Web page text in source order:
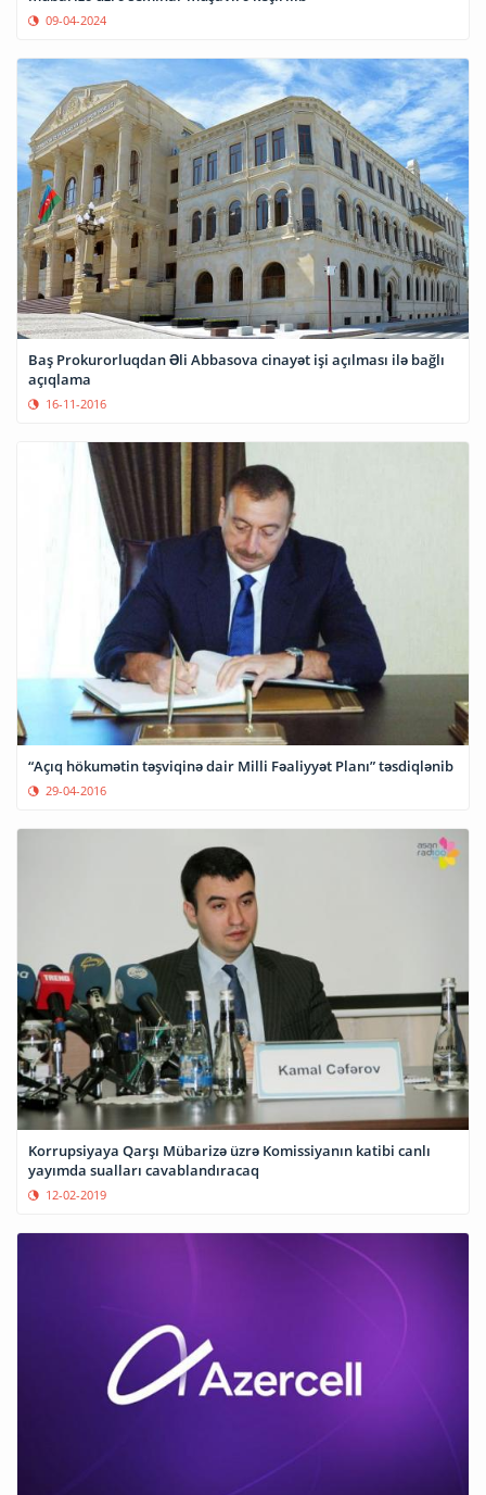
09-04-2024
Baş Prokurorluqdan Əli Abbasova cinayət işi açılması ilə bağlı
açıqlama
16-11-2016
“Açıq hökumətin təşviqinə dair Milli Fəaliyyət Planı” təsdiqlənib
29-04-2016
Korrupsiyaya Qarşı Mübarizə üzrə Komissiyanın katibi canlı
yayımda sualları cavablandıracaq
12-02-2019